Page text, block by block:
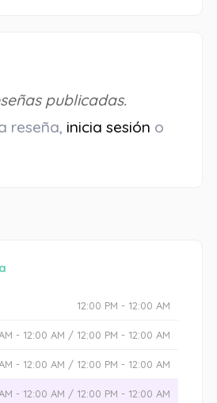
publicadas.
reseña, inicia sesión o
12:00 PM - 12:00 AM
- 12:00 AM / 12:00 PM - 12:00 AM
- 12:00 AM / 12:00 PM - 12:00 AM
- 12:00 AM / 12:00 PM - 12:00 AM